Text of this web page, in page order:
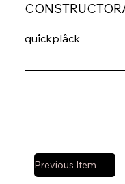
Previous Item
quîckplâck